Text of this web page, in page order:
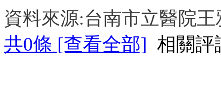
資料來源:台南市立醫院
共0條 [查看全部] 相關評